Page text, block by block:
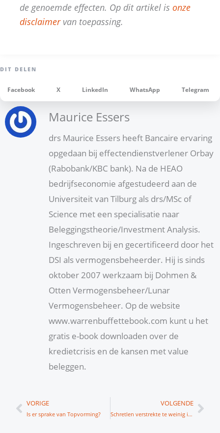
de genoemde effecten. Op dit artikel is onze
disclaimervan toepassing.
Facebook X LinkedIn WhatsApp Telegram
Maurice Essers
drs Maurice Essers heeft Bancaire ervaring
opgedaan bij effectendienstverlener Orbay
(Rabobank/KBC bank). Na de HEAO
bedrijfseconomie afgestudeerd aan de
Universiteit van Tilburg als drs/MSc of
Science met een specialisatie naar
Beleggingstheorie/Investment Analysis.
Ingeschreven bij en gecertificeerd door het
DSI als vermogensbeheerder. Hij is sinds
oktober 2007 werkzaam bij Dohmen &
Otten Vermogensbeheer/Lunar
Vermogensbeheer. Op de website
www.warrenbuffettebook.com kunt u het
gratis e-book downloaden over de
kredietcrisis en de kansen met value
beleggen.
Vorige
VORIGE
Is er sprake van Topvorming?
VOLGENDE
Schretlen verstrekte te weinig informatie